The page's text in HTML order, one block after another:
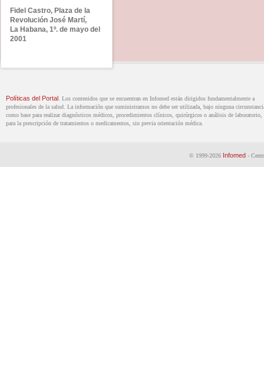
Fidel Castro, Plaza de la
Revolución José Martí,
La Habana, 1º. de mayo del
2001
Políticas del Portal . Los contenidos que se encuentran en Infomed están dirigidos fundamentalmente a
profesionales de la salud. La información que suministramos no debe ser utilizada, bajo ninguna
como base para realizar diagnósticos médicos, procedimientos clínicos, quirúrgicos o análisis de laboratorio,
para la prescripción de tratamientos o medicamentos, sin previa orientación médica.
© 1999-2026 Infomed -